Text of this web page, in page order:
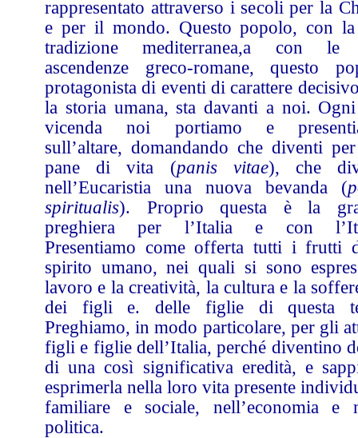
rappresentato attraverso i secoli per la
e per il mondo. Questo popolo, con la
tradizione mediterranea,a con le
ascendenze greco-romane, questo
protagonista di eventi di carattere
la storia umana, sta davanti a noi.
vicenda noi portiamo e
sull’altare, domandando che diventi
pane di vita (panis vitae), che
nell’Eucaristia una nuova bevanda (
spiritualis). Proprio questa è la
preghiera per l’Italia e con
Presentiamo come offerta tutti i frutti
spirito umano, nei quali si sono
lavoro e la creatività, la cultura e la
dei figli e. delle figlie di questa
Preghiamo, in modo particolare, per gli
figli e figlie dell’Italia, perché diventino
di una così significativa eredità, e
esprimerla nella loro vita presente
familiare e sociale, nell’economia e
politica.